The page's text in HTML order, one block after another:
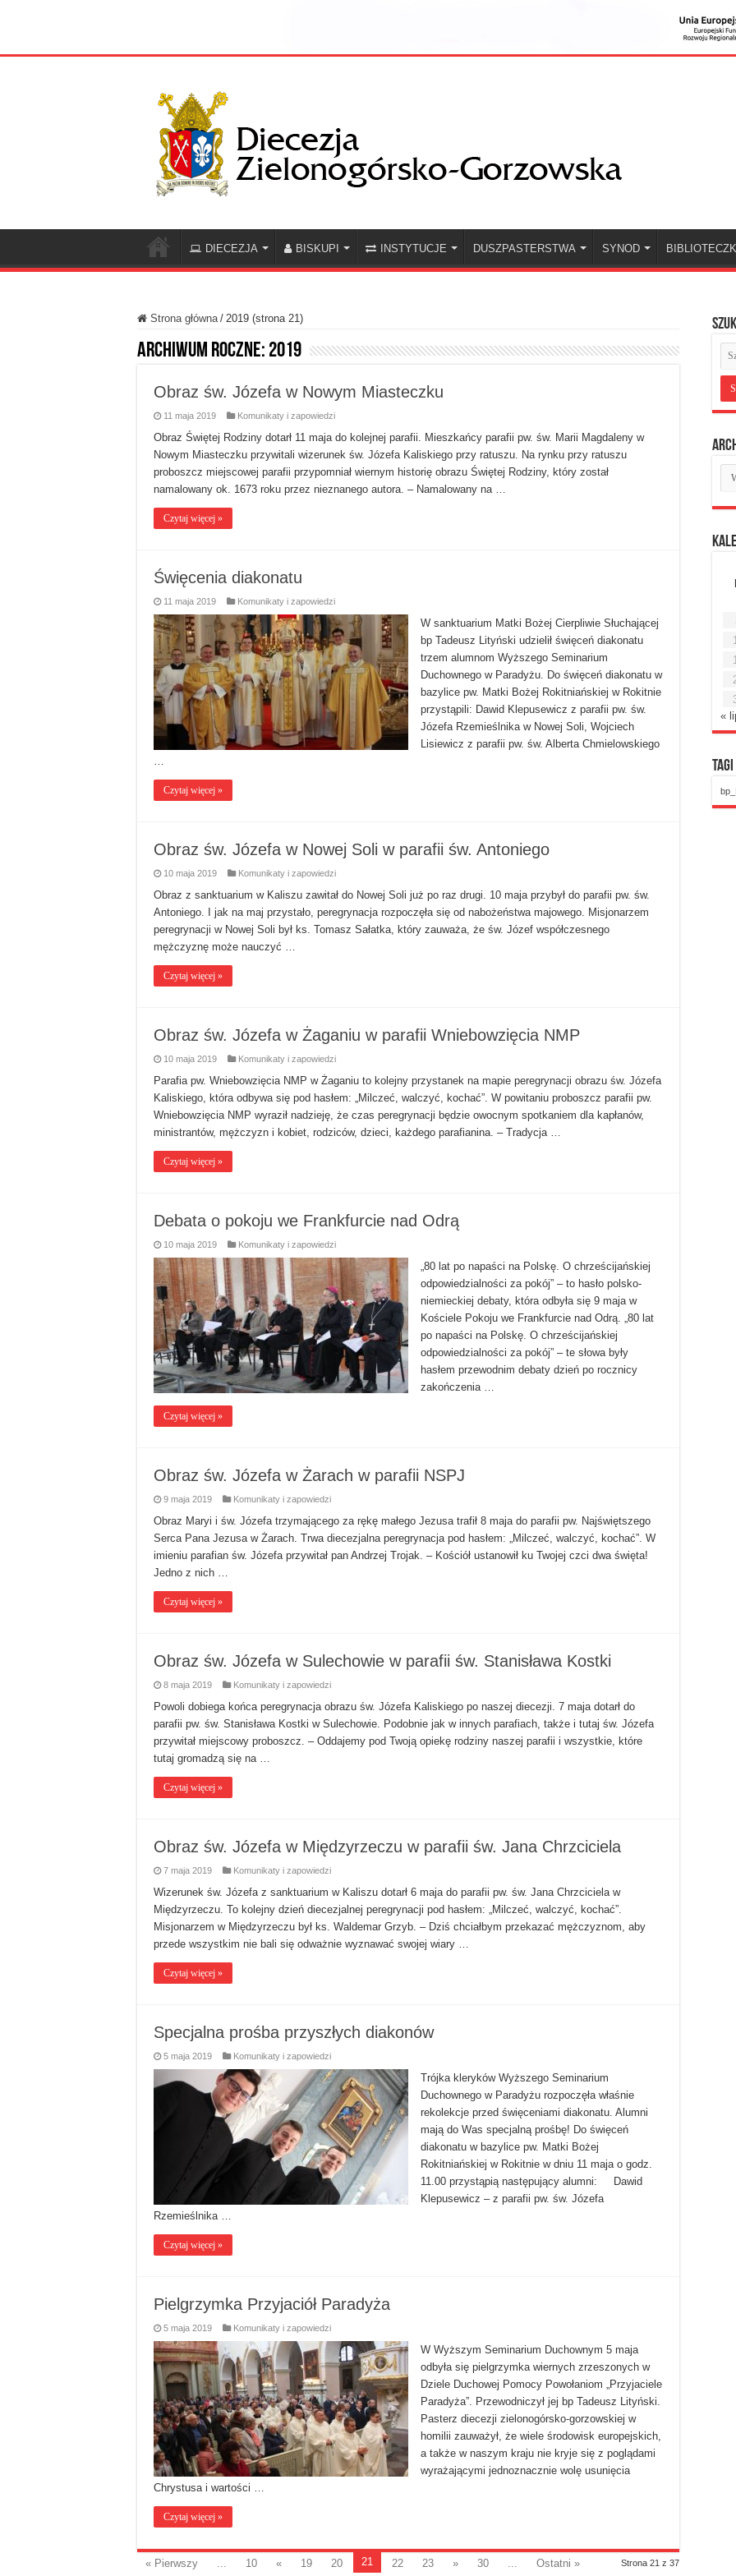
DIECEZJA BISKUPI INSTYTUCJE DUSZPASTERSTWA SYNOD
Strona główna / 2019 (strona 21)
Archiwum roczne: 2019
Obraz św. Józefa w Nowym Miasteczku
11 maja 2019 Komunikaty i zapowiedzi
Obraz Świętej Rodziny dotarł 11 maja do kolejnej parafii. Mieszkańcy parafii pw. św. Marii Magdaleny w
Nowym Miasteczku przywitali wizerunek św. Józefa Kaliskiego przy ratuszu. Na rynku przy ratuszu
proboszcz miejscowej parafii przypomniał wiernym historię obrazu Świętej Rodziny, który został
namalowany ok. 1673 roku przez nieznanego autora. – Namalowany na …
Czytaj więcej »
Święcenia diakonatu
11 maja 2019 Komunikaty i zapowiedzi
W sanktuarium Matki Bożej Cierpliwie Słuchającej
bp Tadeusz Lityński udzielił święceń diakonatu
trzem alumnom Wyższego Seminarium
Duchownego w Paradyżu. Do święceń diakonatu w
bazylice pw. Matki Bożej Rokitniańskiej w Rokitnie
przystąpili: Dawid Klepusewicz z parafii pw. św.
Józefa Rzemieślnika w Nowej Soli, Wojciech
Lisiewicz z parafii pw. św. Alberta Chmielowskiego
…
Czytaj więcej »
Obraz św. Józefa w Nowej Soli w parafii św. Antoniego
10 maja 2019 Komunikaty i zapowiedzi
Obraz z sanktuarium w Kaliszu zawitał do Nowej Soli już po raz drugi. 10 maja przybył do parafii pw. św.
Antoniego. I jak na maj przystało, peregrynacja rozpoczęła się od nabożeństwa majowego. Misjonarzem
peregrynacji w Nowej Soli był ks. Tomasz Sałatka, który zauważa, że św. Józef współczesnego
mężczyznę może nauczyć …
Czytaj więcej »
Obraz św. Józefa w Żaganiu w parafii Wniebowzięcia NMP
10 maja 2019 Komunikaty i zapowiedzi
Parafia pw. Wniebowzięcia NMP w Żaganiu to kolejny przystanek na mapie peregrynacji obrazu św. Józefa
Kaliskiego, która odbywa się pod hasłem: „Milczeć, walczyć, kochać”. W powitaniu proboszcz parafii pw.
Wniebowzięcia NMP wyraził nadzieję, że czas peregrynacji będzie owocnym spotkaniem dla kapłanów,
ministrantów, mężczyzn i kobiet, rodziców, dzieci, każdego parafianina. – Tradycja …
Czytaj więcej »
Debata o pokoju we Frankfurcie nad Odrą
10 maja 2019 Komunikaty i zapowiedzi
„80 lat po napaści na Polskę. O chrześcijańskiej
odpowiedzialności za pokój” – to hasło polsko-
niemieckiej debaty, która odbyła się 9 maja w
Kościele Pokoju we Frankfurcie nad Odrą. „80 lat
po napaści na Polskę. O chrześcijańskiej
odpowiedzialności za pokój” – te słowa były
hasłem przewodnim debaty dzień po rocznicy
zakończenia …
Czytaj więcej »
Obraz św. Józefa w Żarach w parafii NSPJ
9 maja 2019 Komunikaty i zapowiedzi
Obraz Maryi i św. Józefa trzymającego za rękę małego Jezusa trafił 8 maja do parafii pw. Najświętszego
Serca Pana Jezusa w Żarach. Trwa diecezjalna peregrynacja pod hasłem: „Milczeć, walczyć, kochać”. W
imieniu parafian św. Józefa przywitał pan Andrzej Trojak. – Kościół ustanowił ku Twojej czci dwa święta!
Jedno z nich …
Czytaj więcej »
Obraz św. Józefa w Sulechowie w parafii św. Stanisława Kostki
8 maja 2019 Komunikaty i zapowiedzi
Powoli dobiega końca peregrynacja obrazu św. Józefa Kaliskiego po naszej diecezji. 7 maja dotarł do
parafii pw. św. Stanisława Kostki w Sulechowie. Podobnie jak w innych parafiach, także i tutaj św. Józefa
przywitał miejscowy proboszcz. – Oddajemy pod Twoją opiekę rodziny naszej parafii i wszystkie, które
tutaj gromadzą się na …
Czytaj więcej »
Obraz św. Józefa w Międzyrzeczu w parafii św. Jana Chrzciciela
7 maja 2019 Komunikaty i zapowiedzi
Wizerunek św. Józefa z sanktuarium w Kaliszu dotarł 6 maja do parafii pw. św. Jana Chrzciciela w
Międzyrzeczu. To kolejny dzień diecezjalnej peregrynacji pod hasłem: „Milczeć, walczyć, kochać”.
Misjonarzem w Międzyrzeczu był ks. Waldemar Grzyb. – Dziś chciałbym przekazać mężczyznom, aby
przede wszystkim nie bali się odważnie wyznawać swojej wiary …
Czytaj więcej »
Specjalna prośba przyszłych diakonów
5 maja 2019 Komunikaty i zapowiedzi
Trójka kleryków Wyższego Seminarium
Duchownego w Paradyżu rozpoczęła właśnie
rekolekcje przed święceniami diakonatu. Alumni
mają do Was specjalną prośbę! Do święceń
diakonatu w bazylice pw. Matki Bożej
Rokitniańskiej w Rokitnie w dniu 11 maja o godz.
11.00 przystąpią następujący alumni: Dawid
Klepusewicz – z parafii pw. św. Józefa
Rzemieślnika …
Czytaj więcej »
Pielgrzymka Przyjaciół Paradyża
5 maja 2019 Komunikaty i zapowiedzi
W Wyższym Seminarium Duchownym 5 maja
odbyła się pielgrzymka wiernych zrzeszonych w
Dziele Duchowej Pomocy Powołaniom „Przyjaciele
Paradyża”. Przewodniczył jej bp Tadeusz Lityński.
Pasterz diecezji zielonogórsko-gorzowskiej w
homilii zauważył, że wiele środowisk europejskich,
a także w naszym kraju nie kryje się z poglądami
wyrażającymi jednoznacznie wolę usunięcia
Chrystusa i wartości …
Czytaj więcej »
Strona 21 z 37
« Pierwszy ... 10 « 19 20 21 22 23 » 30 ... Ostatni »
«
Tagi